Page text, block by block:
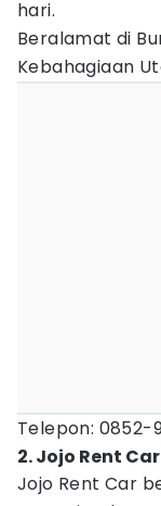
hari.
Beralamat di
Kebahagiaan
Telepon: 0852-
2. Jojo Rent
Jojo Rent Car